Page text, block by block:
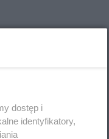
dostęp i
identyfikatory,